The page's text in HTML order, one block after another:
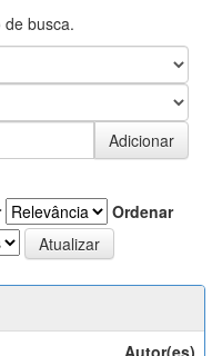
busca.
Ordenar
Autor(es)